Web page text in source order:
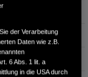
der Verarbeitung
Daten wie z.B.
6 Abs. 1 lit. a
in die USA durch